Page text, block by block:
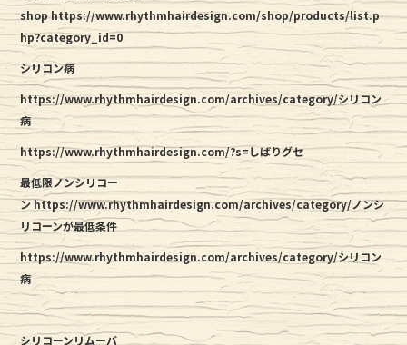
shophttps://www.rhythmhairdesign.com/shop/products/list.p
hp?category_id=0
シリコン病
https://www.rhythmhairdesign.com/archives/category/シリコン
病
https://www.rhythmhairdesign.com/?s=しばりグセ
最低限ノンシリコー
ン https://www.rhythmhairdesign.com/archives/category/ノンシ
リコーンが最低条件
https://www.rhythmhairdesign.com/archives/category/シリコン
病
シリコーンリムーバ